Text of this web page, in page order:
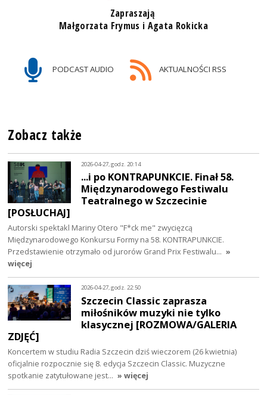
Zapraszają
Małgorzata Frymus i Agata Rokicka
PODCAST AUDIO AKTUALNOŚCI RSS
Zobacz także
2026-04-27, godz. 20:14
...i po KONTRAPUNKCIE. Finał 58.
Międzynarodowego Festiwalu
Teatralnego w Szczecinie
[POSŁUCHAJ]
Autorski spektakl Mariny Otero "F*ck me" zwycięzcą
Międzynarodowego Konkursu Formy na 58. KONTRAPUNKCIE.
Przedstawienie otrzymało od jurorów Grand Prix Festiwalu… »
więcej
2026-04-27, godz. 22:50
Szczecin Classic zaprasza
miłośników muzyki nie tylko
klasycznej [ROZMOWA/GALERIA
ZDJĘĆ]
Koncertem w studiu Radia Szczecin dziś wieczorem (26 kwietnia)
oficjalnie rozpocznie się 8. edycja Szczecin Classic. Muzyczne
spotkanie zatytułowane jest… » więcej